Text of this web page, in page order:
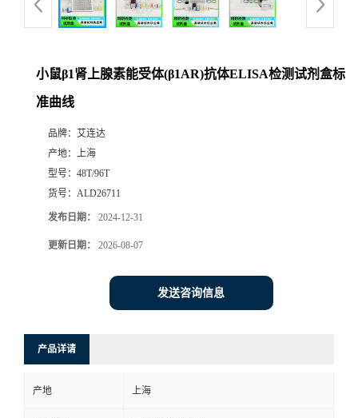
小鼠β1肾上腺素能受体(β1AR)抗体ELISA检测试剂盒标
准曲线
品牌： 艾连达
产地： 上海
型号： 48T/96T
货号： ALD26711
发布日期： 2024-12-31
更新日期： 2026-08-07
发送咨询信息
产品详请
产地 上海